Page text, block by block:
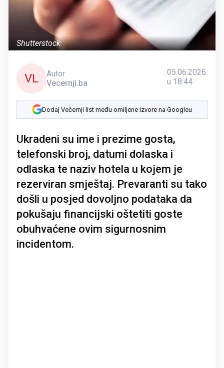
Shutterstock
VL
Autor
Vecernji.ba
05.06.2026.
u 18:44
Dodaj Večernji list među omiljene izvore na Googleu
Ukradeni su ime i prezime gosta,
telefonski broj, datumi dolaska i
odlaska te naziv hotela u kojem je
rezerviran smještaj. Prevaranti su tako
došli u posjed dovoljno podataka da
pokušaju financijski oštetiti goste
obuhvaćene ovim sigurnosnim
incidentom.